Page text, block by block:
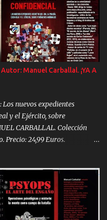
del otro lado del charco,
que se reúne bajo el
como una iniciativa casi
gigantesco elenco de firmas
que colaboraba con EOC
No lo lograron, pero
durante ese año. Pero el
ya estaba creciendo mucho
30 días. Los artículos
Autor: Manuel Carballal. ¡YA A
Los nuevos expedientes
y el Ejército, sobre
CARBALLAL. Colección
Precio: 24,99 Euros.
(Planeta), la primera
de inteligencia e
Durante los siguientes
investigación, entrevistando